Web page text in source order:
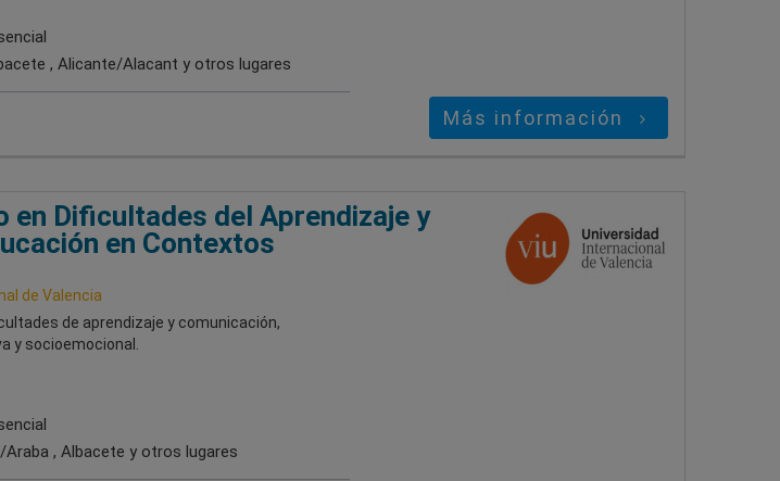
, Alicante/Alacant y otros lugares
Más información
en Dificultades del Aprendizaje y
en Contextos
de Valencia
de aprendizaje y comunicación,
y socioemocional.
Araba , Albacete y otros lugares